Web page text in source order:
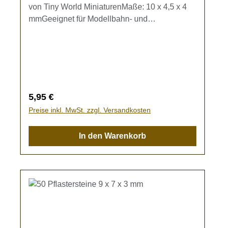
von Tiny World MiniaturenMaße: 10 x 4,5 x 4
mmGeeignet für Modellbahn- und
Regulärer Preis:
5,95 €
Preise inkl. MwSt. zzgl. Versandkosten
In den Warenkorb